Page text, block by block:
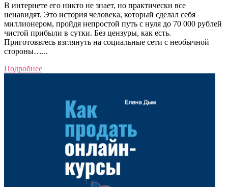
В интернете его никто не знает, но практически все
ненавидят. Это история человека, который сделал себя
миллионером, пройдя непростой путь с нуля до 70 000 рублей
чистой прибыли в сутки. Без цензуры, как есть.
Приготовьтесь взглянуть на социальные сети с необычной
стороны…...
Подробнее